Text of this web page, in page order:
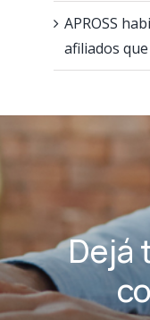
APROSS
afiliados
Dejá